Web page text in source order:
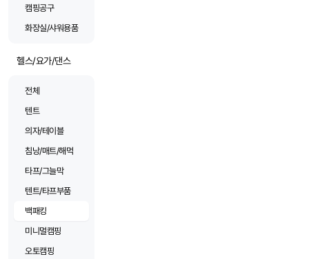
캠핑공구
화장실/샤워용품
헬스/요가/댄스
전체
텐트
의자/테이블
침낭/매트/해먹
타프/그늘막
텐트/타프부품
백패킹
미니멀캠핑
오토캠핑